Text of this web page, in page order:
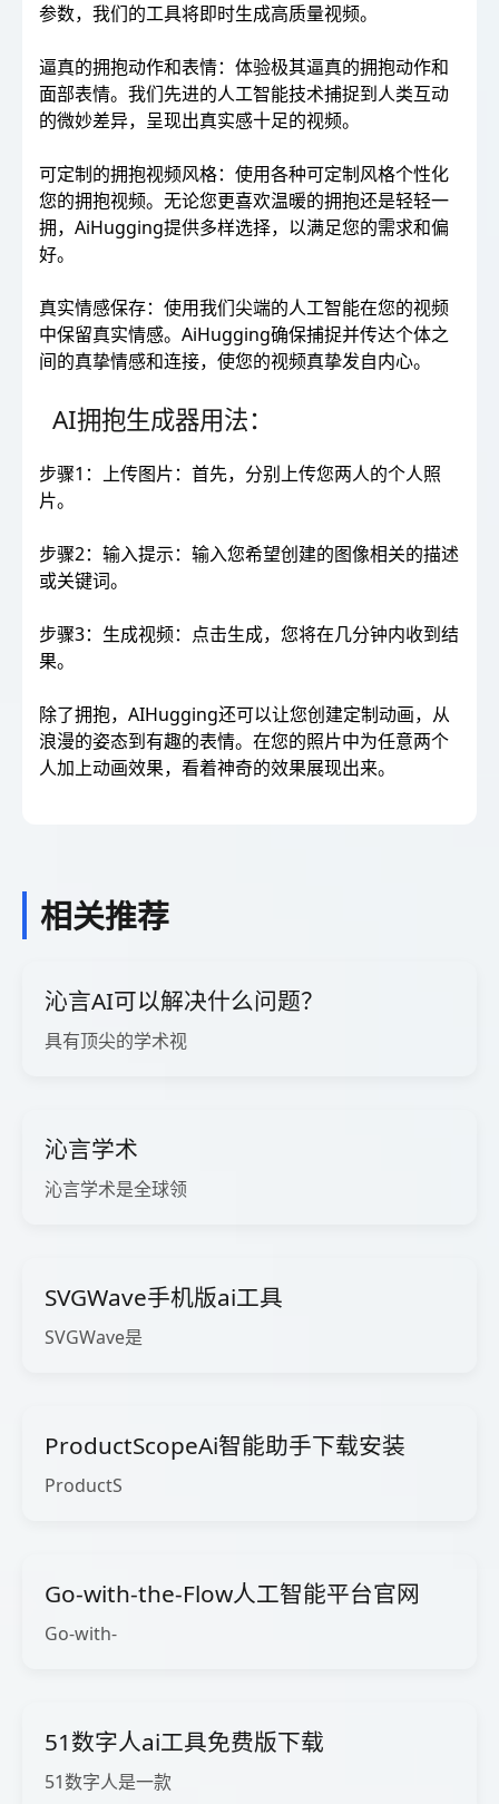
参数，我们的工具将即时生成高质量视频。
逼真的拥抱动作和表情：体验极其逼真的拥抱动作和
面部表情。我们先进的人工智能技术捕捉到人类互动
的微妙差异，呈现出真实感十足的视频。
可定制的拥抱视频风格：使用各种可定制风格个性化
您的拥抱视频。无论您更喜欢温暖的拥抱还是轻轻一
拥，AiHugging提供多样选择，以满足您的需求和偏
好。
真实情感保存：使用我们尖端的人工智能在您的视频
中保留真实情感。AiHugging确保捕捉并传达个体之
间的真挚情感和连接，使您的视频真挚发自内心。
AI拥抱生成器用法：
步骤1：上传图片：首先，分别上传您两人的个人照
片。
步骤2：输入提示：输入您希望创建的图像相关的描述
或关键词。
步骤3：生成视频：点击生成，您将在几分钟内收到结
果。
除了拥抱，AIHugging还可以让您创建定制动画，从
浪漫的姿态到有趣的表情。在您的照片中为任意两个
人加上动画效果，看着神奇的效果展现出来。
相关推荐
沁言AI可以解决什么问题？
具有顶尖的学术视
沁言学术
沁言学术是全球领
SVGWave手机版ai工具
SVGWave是
ProductScopeAi智能助手下载安装
ProductS
Go-with-the-Flow人工智能平台官网
Go-with-
51数字人ai工具免费版下载
51数字人是一款